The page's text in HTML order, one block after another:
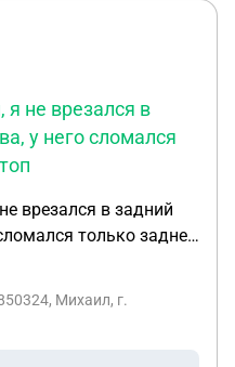
не врезался в
у него сломался
врезался в задний
только заднее
ему 3000 без
на три дня отложили
Михаил, г.